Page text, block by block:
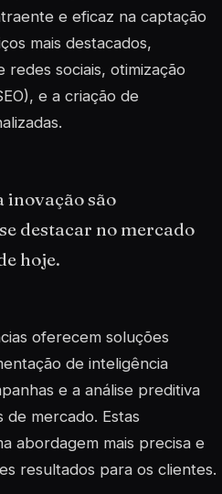
e eficaz na captação
mais destacados,
redes sociais, otimização
e a criação de
inovação são
destacar no mercado
hoje.
oferecem soluções
de inteligência
e a análise preditiva
mercado. Estas
abordagem mais precisa e
resultados para os clientes.